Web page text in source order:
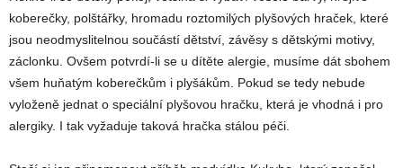
koberečky, polštářky, hromadu roztomilých plyšových hraček, které
jsou neodmyslitelnou součástí dětství, závěsy s dětskými motivy,
záclonku. Ovšem potvrdí-li se u dítěte alergie, musíme dát sbohem
všem huňatým koberečkům i plyšákům. Pokud se tedy nebude
vyloženě jednat o speciální plyšovou hračku, která je vhodná i pro
alergiky. I tak vyžaduje taková hračka stálou péči.